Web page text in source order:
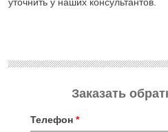
Заказать
Телефон *